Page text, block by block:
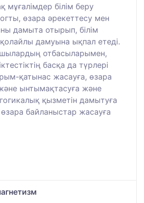
мұғалімдер білім беру
өзара әрекеттесу мен
дамыта отырып, білім
дамуына ықпал етеді.
отбасыларымен,
басқа да түрлері
қатынас жасауға, өзара
ынтымақтасуға және
қызметін дамытуға
байланыстар жасауға